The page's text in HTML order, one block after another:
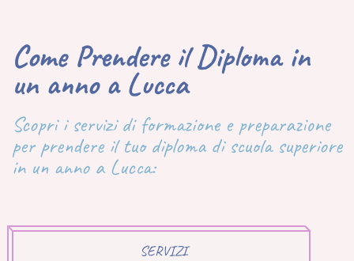
Come Prendere il Diploma in
un anno a Lucca
Scopri i servizi di formazione e preparazione
per prendere il tuo diploma di scuola superiore
in un anno a Lucca:
SERVIZI